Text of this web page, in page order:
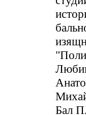
Бал